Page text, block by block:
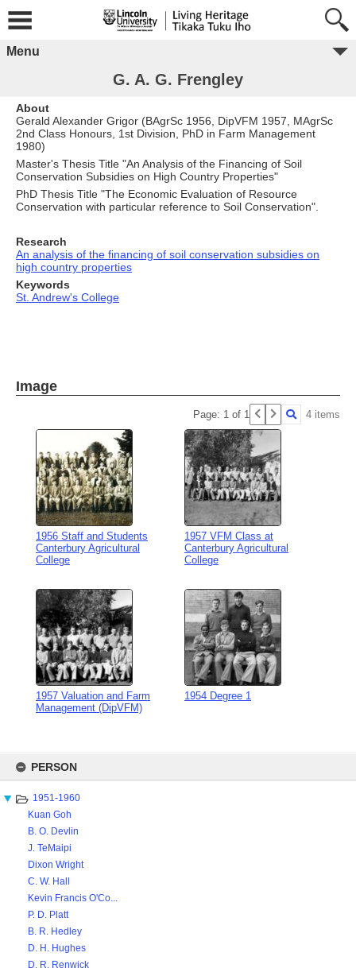
content
PERSON
1951-1960
Kuan Goh
B. O. Devlin
J. TeMaipi
Dixon Wright
C. W. Hall
Kevin Francis O'Co...
P. D. Platt
B. R. Hedley
D. H. Hughes
D. R. Renwick
Menu
G. A. G. Frengley
About
Gerald Alexander Grigor (BAgrSc 1956, DipVFM 1957, MAgrSc
2nd Class Honours, 1st Division, PhD in Farm Management
1980)
Master's Thesis Title "An Analysis of the Financing of Soil
Conservation Subsidies on High Country Properties"
PhD Thesis Title "The Economic Evaluation of Resource
Conservation with particular reference to Soil Conservation".
Research
An analysis of the financing of soil conservation subsidies on
high country properties
Keywords
St. Andrew's College
Image
Page: 1 of 1 4 items
1956 Staff and Students
Canterbury Agricultural
College
1957 VFM Class at
Canterbury Agricultural
College
1957 Valuation and Farm
Management (DipVFM)
1954 Degree 1